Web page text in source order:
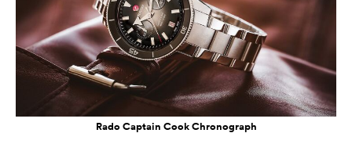
Rado Captain Cook Chronograph